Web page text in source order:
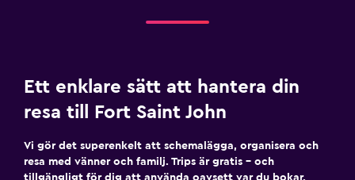
Ett enklare sätt att hantera din
resa till Fort Saint John
Vi gör det superenkelt att schemalägga, organisera och
resa med vänner och familj. Trips är gratis – och
tillgängligt för dig att använda oavsett var du bokar.